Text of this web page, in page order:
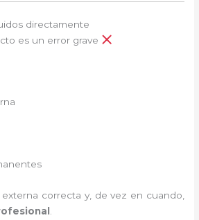
directamente
es un error grave
correcta y, de vez en cuando,